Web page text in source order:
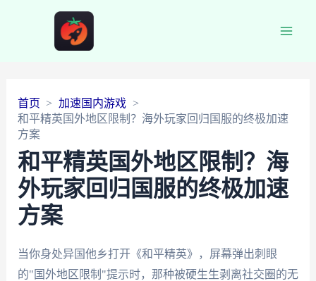
首页
加速国内游戏
和平精英国外地区限制？海外玩家回归国服的终极加速
方案
和平精英国外地区限制？海
外玩家回归国服的终极加速
方案
当你身处异国他乡打开《和平精英》，屏幕弹出刺眼
的"国外地区限制"提示时，那种被硬生生剥离社交圈的无